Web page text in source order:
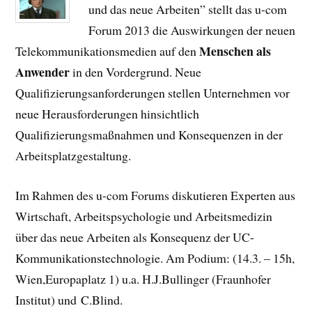
und das neue Arbeiten” stellt das u-com
Forum 2013 die Auswirkungen der neuen
Telekommunikationsmedien auf denMenschen als
Anwenderin den Vordergrund. Neue
Qualifizierungsanforderungen stellen Unternehmen vor
neue Herausforderungen hinsichtlich
Qualifizierungsmaßnahmen und Konsequenzen in der
Arbeitsplatzgestaltung.
Im Rahmen des u-com Forums diskutieren Experten aus
Wirtschaft, Arbeitspsychologie und Arbeitsmedizin
über das neue Arbeiten als Konsequenz der UC-
Kommunikationstechnologie. Am Podium: (14.3. – 15h,
Wien,Europaplatz 1) u.a. H.J.Bullinger (Fraunhofer
Institut) und C.Blind.